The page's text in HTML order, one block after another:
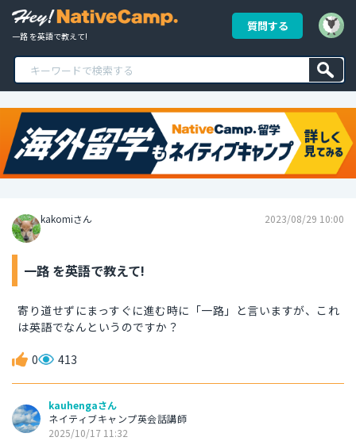
一路 を英語で教えて!
質問する
kakomiさん 2023/08/29 10:00
一路 を英語で教えて!
寄り道せずにまっすぐに進む時に「一路」と言いますが、これ
は英語でなんというのですか？
0 413
kauhengaさん
ネイティブキャンプ英会話講師
2025/10/17 11:32